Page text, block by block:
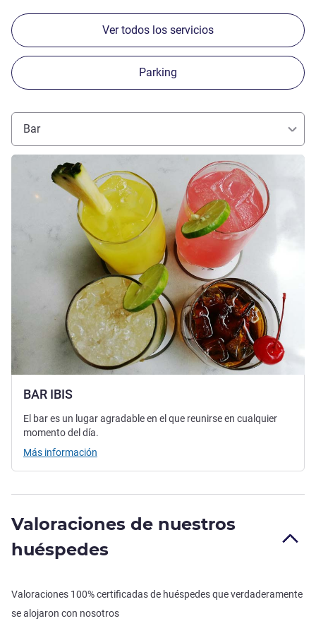
Ver todos los servicios
Parking
Bar
BAR IBIS
Más información
El bar es un lugar agradable en el que reunirse en cualquier
momento del día.
Más información
Valoraciones de nuestros
huéspedes
Valoraciones 100% certificadas de huéspedes que verdaderamente
se alojaron con nosotros